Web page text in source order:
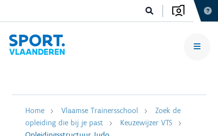
Home Vlaamse Trainersschool
Zoek de
opleiding die bij je past
Keuzewijzer VTS